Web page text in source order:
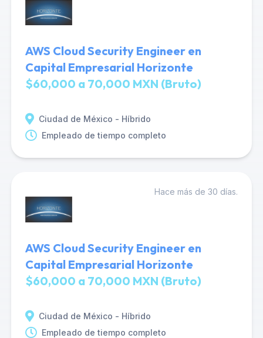
AWS Cloud Security Engineer en
Capital Empresarial Horizonte
$60,000 a 70,000 MXN (Bruto)
Ciudad de México - Híbrido
Empleado de tiempo completo
Hace más de 30 días.
AWS Cloud Security Engineer en
Capital Empresarial Horizonte
$60,000 a 70,000 MXN (Bruto)
Ciudad de México - Híbrido
Empleado de tiempo completo